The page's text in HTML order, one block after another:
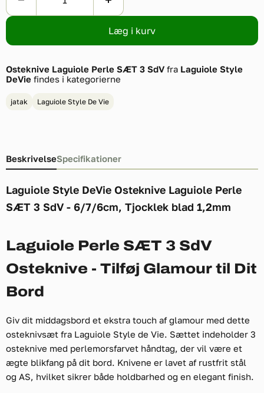
Læg i kurv
Osteknive Laguiole Perle SÆT 3 SdV fra Laguiole Style
DeVie findes i kategorierne
jatak Laguiole Style De Vie
BeskrivelseSpecifikationer
Laguiole Style DeVie Osteknive Laguiole Perle
SÆT 3 SdV - 6/7/6cm, Tjocklek blad 1,2mm
Laguiole Perle SÆT 3 SdV
Osteknive - Tilføj Glamour til Dit
Bord
Giv dit middagsbord et ekstra touch af glamour med dette
osteknivsæt fra Laguiole Style de Vie. Sættet indeholder 3
osteknive med perlemorsfarvet håndtag, der vil være et
ægte blikfang på dit bord. Knivene er lavet af rustfrit stål
og AS, hvilket sikrer både holdbarhed og en elegant finish.